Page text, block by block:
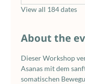
View all 184 dates
About the
Dieser Workshop
Asanas mit dem
somatischen